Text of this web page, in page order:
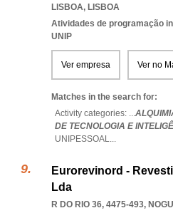
LISBOA, LISBOA
Atividades de programação
UNIP
Ver empresa Ver no
Matches in the search for:
Activity categories: ...
DE TECNOLOGIA E
UNIPESSOAL...
Eurorevinord -
Lda
R DO RIO 36, 4475-493,